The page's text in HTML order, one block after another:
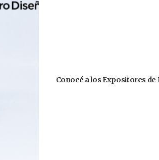
Conocé a los Expositores